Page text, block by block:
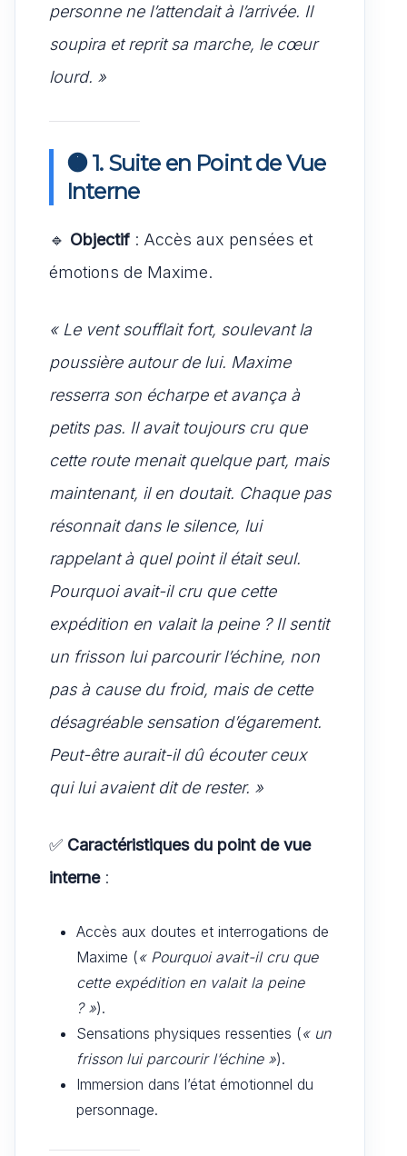
personne ne l’attendait à l’arrivée. Il
soupira et reprit sa marche, le cœur
lourd. »
🟠 1. Suite en Point de Vue
Interne
🔹 Objectif : Accès aux pensées et
émotions de Maxime.
« Le vent soufflait fort, soulevant la
poussière autour de lui. Maxime
resserra son écharpe et avança à
petits pas. Il avait toujours cru que
cette route menait quelque part, mais
maintenant, il en doutait. Chaque pas
résonnait dans le silence, lui
rappelant à quel point il était seul.
Pourquoi avait-il cru que cette
expédition en valait la peine ? Il sentit
un frisson lui parcourir l’échine, non
pas à cause du froid, mais de cette
désagréable sensation d’égarement.
Peut-être aurait-il dû écouter ceux
qui lui avaient dit de rester. »
✅ Caractéristiques du point de vue
interne:
Accès aux doutes et interrogations de
Maxime (« Pourquoi avait-il cru que
cette expédition en valait la peine
? »).
Sensations physiques ressenties (« un
frisson lui parcourir l’échine »).
Immersion dans l’état émotionnel du
personnage.